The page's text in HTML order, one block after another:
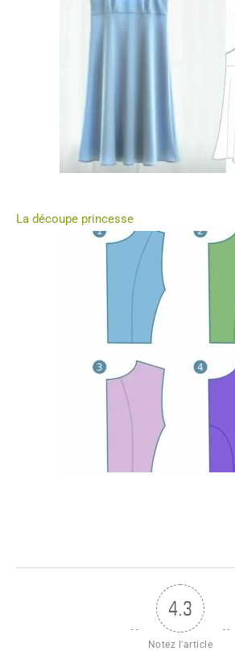
La découpe princesse
4.3
Notez l'article